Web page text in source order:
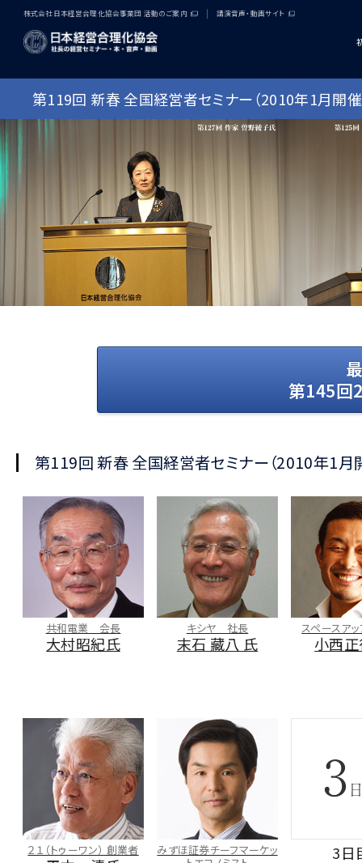
株式会社日本経営合理化協会事業団 活動のご案内 講演音声・動画サイト
第119回 新春 全国経営者セミナー（2010年1月開催
第145回
第119回 新春 全国経営者セミナー（2010年1月
共和電業 会長
大村昭紀氏
キシヤ 社長
末石 藏八 氏
スペースア
小西
２１（トゥーワン） 創業者
みずほ証券チーフマーケッ
3日